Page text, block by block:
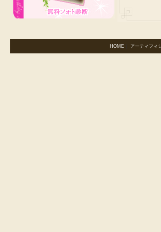
HOME｜ アーティフィ